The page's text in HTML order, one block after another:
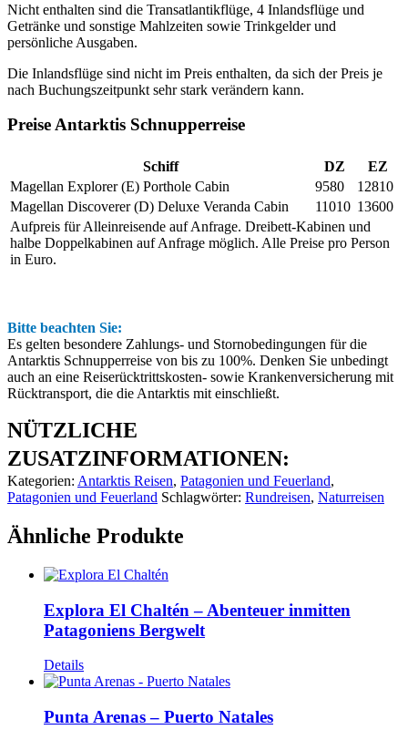
Nicht enthalten sind die Transatlantikflüge, 4 Inlandsflüge und
Getränke und sonstige Mahlzeiten sowie Trinkgelder und
persönliche Ausgaben.
Die Inlandsflüge sind nicht im Preis enthalten, da sich der Preis je
nach Buchungszeitpunkt sehr stark verändern kann.
Preise Antarktis Schnupperreise
Schiff DZ
EZ
Magellan Explorer (E) Porthole Cabin
9580
12810
Magellan Discoverer (D) Deluxe Veranda Cabin
11010 13600
Aufpreis für Alleinreisende auf Anfrage. Dreibett-Kabinen und
halbe Doppelkabinen auf Anfrage möglich. Alle Preise pro Person
in Euro.
Bitte beachten Sie:
Es gelten besondere Zahlungs- und Stornobedingungen für die
Antarktis Schnupperreise von bis zu 100%. Denken Sie unbedingt
auch an eine Reiserücktrittskosten- sowie Krankenversicherung mit
Rücktransport, die die Antarktis mit einschließt.
NÜTZLICHE
ZUSATZINFORMATIONEN:
Kategorien: Antarktis Reisen, Patagonien und Feuerland,
Patagonien und Feuerland Schlagwörter: Rundreisen, Naturreisen
Ähnliche Produkte
Explora El Chaltén – Abenteuer inmitten
Patagoniens Bergwelt
Details
Punta Arenas – Puerto Natales